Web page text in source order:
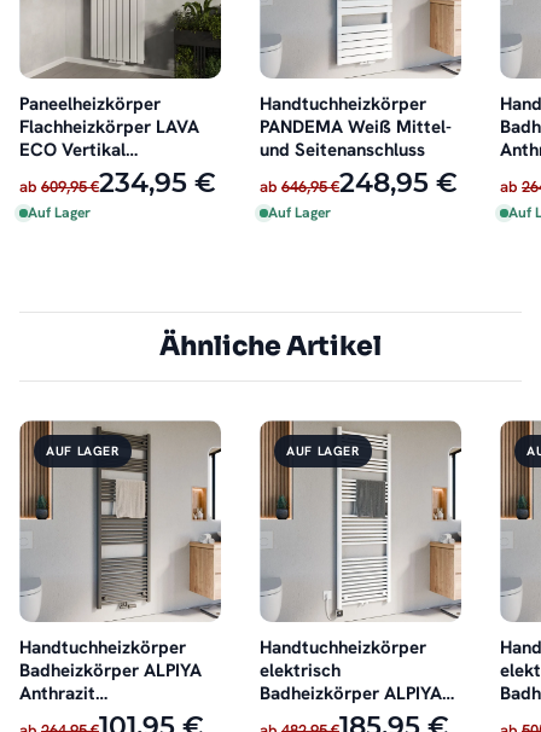
Paneelheizkörper
Flachheizkörper LAVA
ECO Vertikal
Doppellagig Weiß
ab 609,95 €234,95 €
Auf Lager
Handtuchheizkörper
PANDEMA Weiß Mittel-
und Seitenanschluss
ab 646,95 €248,95 €
Auf Lager
ab
Auf
Ähnliche Artikel
AUF LAGER
Handtuchheizkörper
Badheizkörper ALPIYA
Anthrazit
Mittelanschluss
AUF LAGER
Handtuchheizkörper
elektrisch
Badheizkörper ALPIYA
Weiß inkl. Heizstab